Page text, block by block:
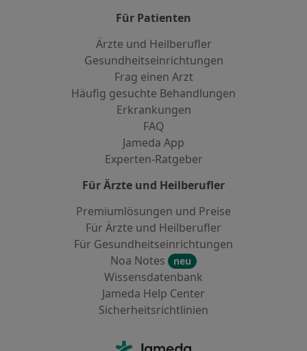
Für Patienten
Ärzte und Heilberufler
Gesundheitseinrichtungen
Frag einen Arzt
Häufig gesuchte Behandlungen
Erkrankungen
FAQ
Jameda App
Experten-Ratgeber
Für Ärzte und Heilberufler
Premiumlösungen und Preise
Für Ärzte und Heilberufler
Für Gesundheitseinrichtungen
Noa Notes
neu
Wissensdatenbank
Jameda Help Center
Sicherheitsrichtlinien
Jameda - Startseite